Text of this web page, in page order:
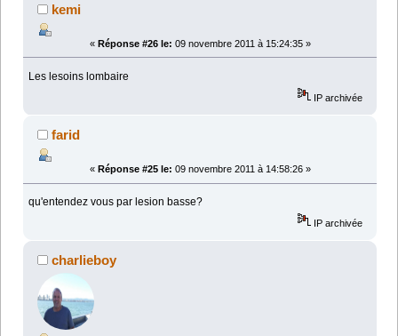
kemi
« Réponse #26 le: 09 novembre 2011 à 15:24:35 »
Les lesoins lombaire
IP archivée
farid
« Réponse #25 le: 09 novembre 2011 à 14:58:26 »
qu'entendez vous par lesion basse?
IP archivée
charlieboy